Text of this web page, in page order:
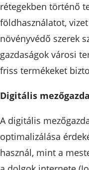
rétegekben történő
földhasználatot,
növényvédő szerek
gazdaságok városi
friss termékeket
Digitális
A digitális
optimalizálása
használ, mint a